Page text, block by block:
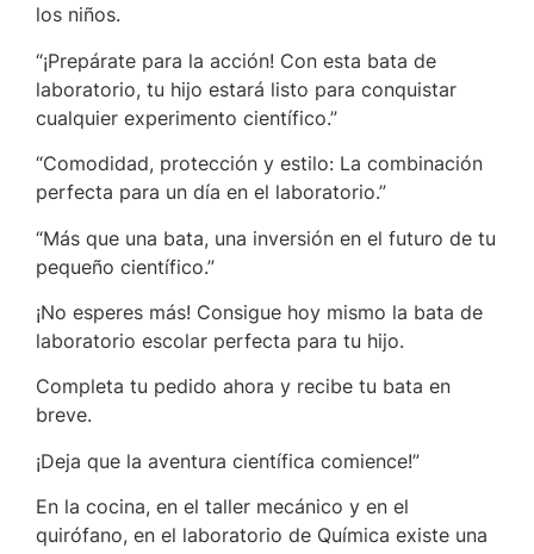
los niños.
“¡Prepárate para la acción! Con esta bata de
laboratorio, tu hijo estará listo para conquistar
cualquier experimento científico.”
“Comodidad, protección y estilo: La combinación
perfecta para un día en el laboratorio.”
“Más que una bata, una inversión en el futuro de tu
pequeño científico.”
¡No esperes más! Consigue hoy mismo la bata de
laboratorio escolar perfecta para tu hijo.
Completa tu pedido ahora y recibe tu bata en
breve.
¡Deja que la aventura científica comience!”
En la cocina, en el taller mecánico y en el
quirófano, en el laboratorio de Química existe una